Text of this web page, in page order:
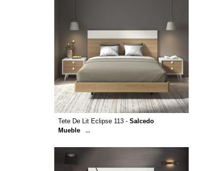
Tete De Lit Eclipse 113 - Salcedo
Mueble
...